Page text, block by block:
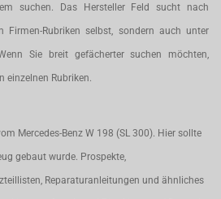
suchen. Das Hersteller Feld sucht nach
Firmen-Rubriken selbst, sondern auch unter
Sie breit gefächerter suchen möchten,
einzelnen Rubriken.
Mercedes-Benz W 198 (SL 300). Hier sollte
gebaut wurde. Prospekte,
Reparaturanleitungen und ähnliches